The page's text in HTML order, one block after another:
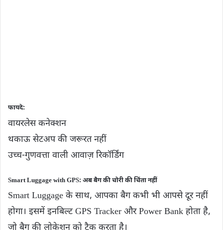
फायदे:
वायरलेस कनेक्शन
थकाऊ सेटअप की जरूरत नहीं
उच्च-गुणवत्ता वाली आवाज़ रिकॉर्डिंग
Smart Luggage with GPS: अब बैग की चोरी की चिंता नहीं
Smart Luggage के साथ, आपका बैग कभी भी आपसे दूर नहीं
होगा। इसमें इनबिल्ट GPS Tracker और Power Bank होता है,